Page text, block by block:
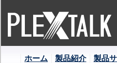
ホーム 製品紹介 製品